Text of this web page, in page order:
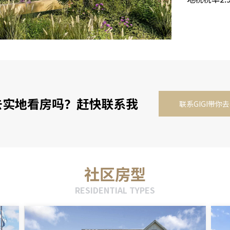
地看房吗？赶快联系我 联系GIGI带你
社区房型
RESIDENTIAL TYPES